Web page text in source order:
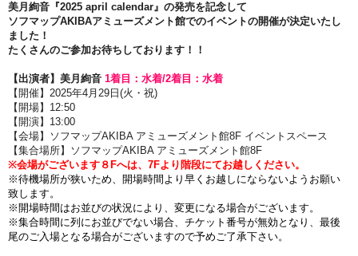
美月絢音『2025 april calendar』 の発売を記念して
ソフマップAKIBAアミューズメント館でのイベントの開催が決定いたし
ました！
たくさんのご参加お待ちしております！！
【出演者】 美月絢音 1着目：水着/2着目：水着
【開催】2025年4月29 日(火・祝)
【開場】 12:50
【開演】13:00
【会場】ソフマップAKIBA アミューズメント館8F イベントスペース
【集合場所】ソフマップAKIBA アミューズメント館8F
※会場がございます８Fへは、7Fより階段にてお越しください。
※待機場所が狭いため、開場時間より早くお越しにならないようお願い
致します。
※開場時間はお並びの状況により、変更になる場合がございます。
※集合時間に列にお並びでない場合、チケット番号が無効となり、最後
尾のご入場となる場合がございますので予めご了承下さい。